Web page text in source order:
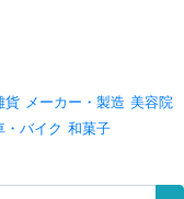
貨 メーカー・製造 美容院
・バイク 和菓子